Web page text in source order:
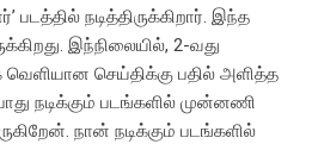
படத்தில் நடித்திருக்கிறார். இந்த
இந்நிலையில், 2-வது
வெளியான செய்திக்கு பதில் அளித்த
நடிக்கும் படங்களில் முன்னணி
நான் நடிக்கும் படங்களில்